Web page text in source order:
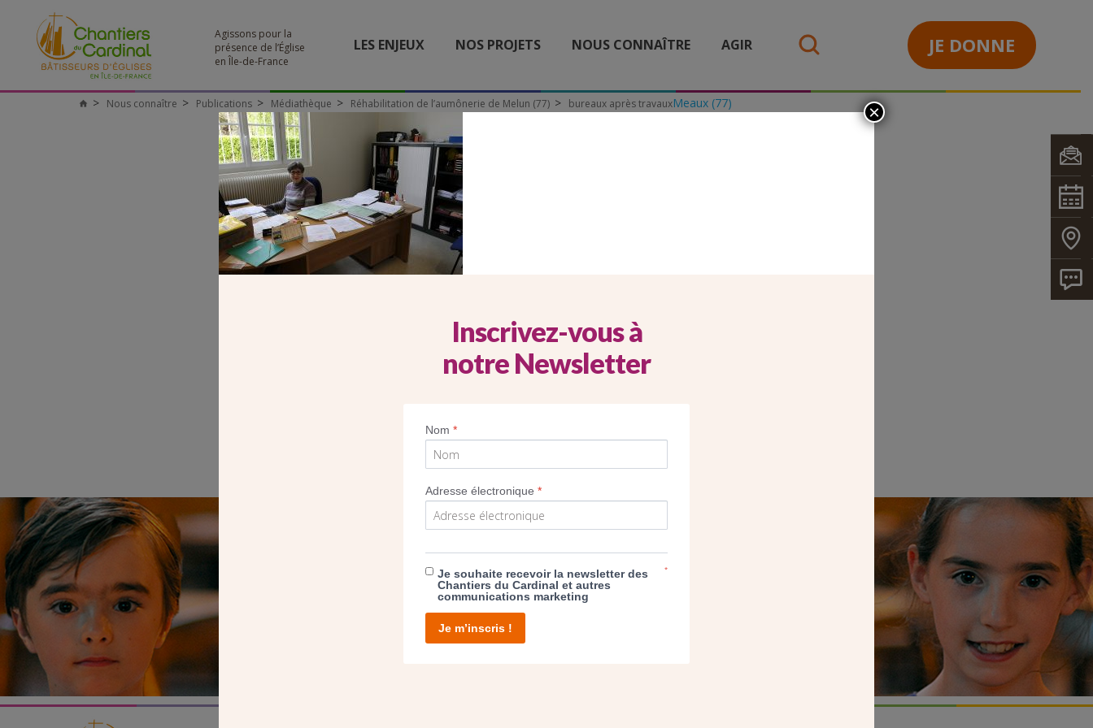
Agissons pour la
présence de l’Église
en Île-de-France
LES ENJEUX NOS PROJETS NOUS CONNAÎTRE AGIR JE DONNE
Chantiers
Nous connaître Publications Médiathèque Meaux (77)
Réhabilitation de l’aumônerie de Melun (77) bureaux après travaux
BUREAUX APRÈS TRAVAUX
Imprimer
SEUL VOTRE DON
NOUS PERMET D’AGIR
Inscrivez-vous à
notre Newsletter
Nom*
Adresse électronique*
Je souhaite recevoir la newsletter des
Chantiers du Cardinal et autres
communications marketing
*
Je m’inscris !
×